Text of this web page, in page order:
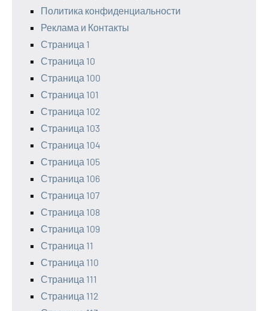
Политика конфиденциальности
Реклама и Контакты
Страница 1
Страница 10
Страница 100
Страница 101
Страница 102
Страница 103
Страница 104
Страница 105
Страница 106
Страница 107
Страница 108
Страница 109
Страница 11
Страница 110
Страница 111
Страница 112